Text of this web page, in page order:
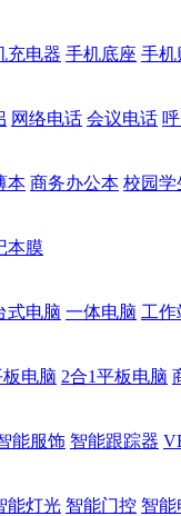
充电器 手机底座 手机
网络电话 会议电话
本 商务办公本 校园学
本膜
式电脑 一体电脑 工作
电脑 2合1平板电脑
能服饰 智能跟踪器
能灯光 智能门控 智能